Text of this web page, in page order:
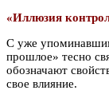
«Иллюзия
С уже
прошлое» тесно
обозначают
свое влияние.